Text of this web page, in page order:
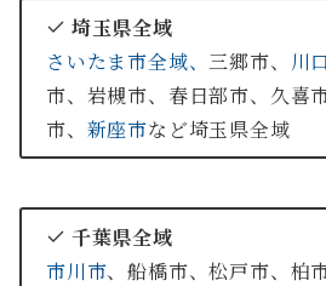
埼玉県全域
さいたま市全域、三郷市、 川
市、岩槻市、春日部市、久喜
市、 新座市など埼玉県全域
千葉県全域
市川市、船橋市、松戸市、柏